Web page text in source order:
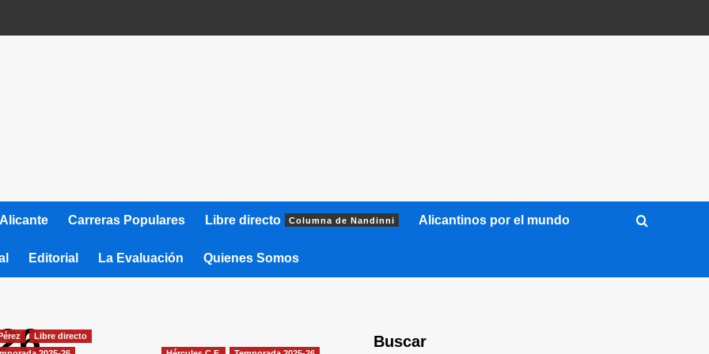
Alicante Carreras Populares Libre directo Columna de Nandinni Alicantinos por el mundo
Editorial La Evaluación Quienes Somos
Libre directo
Buscar